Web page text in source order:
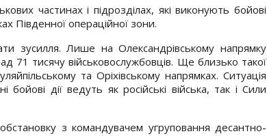
частинах і підрозділах, які виконують бойові
Південної операційної зони.
зусилля. Лише на Олександрівському напрямку
71 тисячу військовослужбовців. Ще близько такої
та Оріхівському напрямках. Ситуація
дії ведуть як російські війська, так і Сили
з командувачем угруповання десантно-